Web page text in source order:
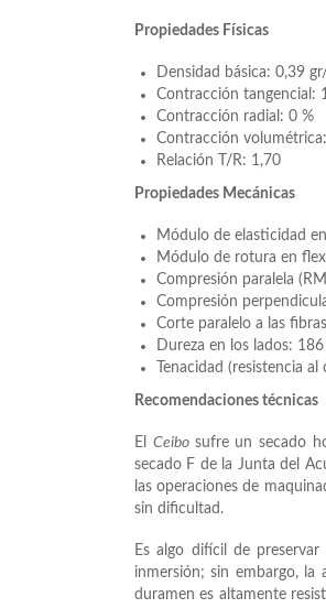
Propiedades Físicas
Densidad básica: 0,39
Contracción tangencial:
Contracción radial: 0 %
Contracción
Relación T/R: 1,70
Propiedades Mecánicas
Módulo de elasticidad
Módulo de rotura en
Compresión paralela
Compresión
Corte paralelo a las
Dureza en los lados:
Tenacidad (resistencia
Recomendaciones técnicas
El Ceibo sufre un secado
secado F de la Junta del
las operaciones de
sin dificultad.
Es algo difícil de
inmersión; sin embargo, la
duramen es altamente